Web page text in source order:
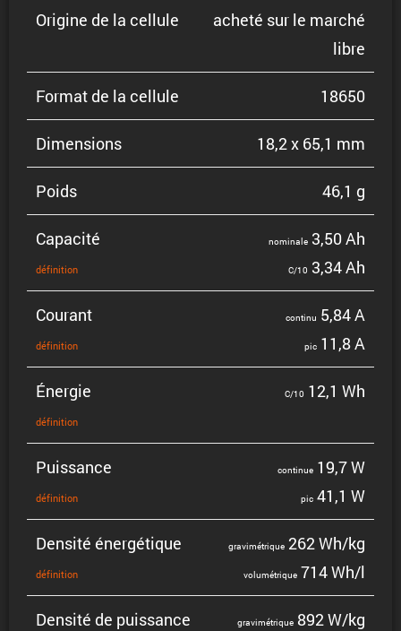
Origine de la cellule
acheté sur le marché
libre
Format de la cellule 18650
Dimen­sions 18,2 x 65,1 mm
Poids 46,1 g
Capacité
défini­tion
nominale 3,50 Ah
C/10 3,34 Ah
Courant
défini­tion
continu 5,84 A
pic 11,8 A
Énergie
défini­tion
C/10 12,1 Wh
Puissance
défini­tion
continue 19,7 W
pic 41,1 W
Densité énergé­tique
défini­tion
gravi­mé­trique 262 Wh/kg
volumé­trique 714 Wh/l
Densité de puissance gravi­mé­trique 892 W/kg